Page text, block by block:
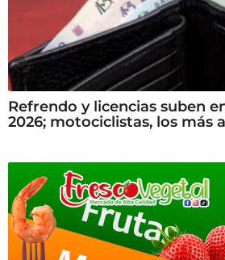
Refrendo y licencias suben
2026; motociclistas, los más